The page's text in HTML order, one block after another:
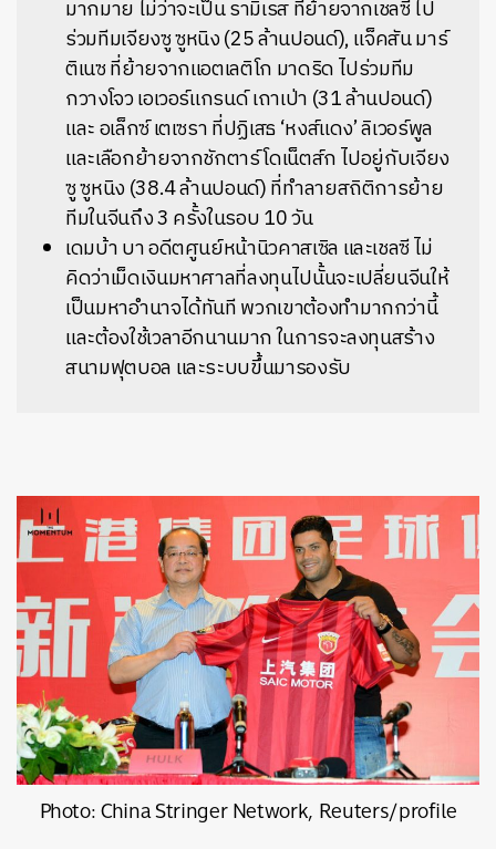
มากมาย ไม่ว่าจะเป็น รามิเรส ที่ย้ายจากเชลซี ไป
ร่วมทีมเจียงซู ซูหนิง (25 ล้านปอนด์), แจ็คสัน มาร์
ติเนซ ที่ย้ายจากแอตเลติโก มาดริด ไปร่วมทีม
กวางโจว เอเวอร์แกรนด์ เถาเป่า (31 ล้านปอนด์)
และ อเล็กซ์ เตเซรา ที่ปฏิเสธ ‘หงส์แดง’ ลิเวอร์พูล
และเลือกย้ายจากชักตาร์ โดเน็ตส์ก ไปอยู่กับเจียง
ซู ซูหนิง (38.4 ล้านปอนด์) ที่ทำลายสถิติการย้าย
ทีมในจีนถึง 3 ครั้งในรอบ 10 วัน
เดมบ้า บา อดีตศูนย์หน้านิวคาสเซิล และเชลซี ไม่
คิดว่าเม็ดเงินมหาศาลที่ลงทุนไปนั้นจะเปลี่ยนจีนให้
เป็นมหาอำนาจได้ทันที พวกเขาต้องทำมากกว่านี้
และต้องใช้เวลาอีกนานมาก ในการจะลงทุนสร้าง
สนามฟุตบอล และระบบขึ้นมารองรับ
Photo: China Stringer Network, Reuters/profile